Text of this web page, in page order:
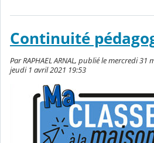
Continuité
Par RAPHAEL ARNAL, publié le mercredi
jeudi 1 avril 2021 19:53